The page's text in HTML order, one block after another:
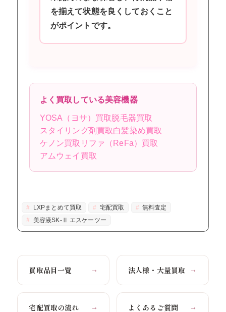
を揃えて状態を良くしておくこと
がポイントです。
よく買取している美容機器
YOSA（ヨサ）買取 脱毛器買取
スタイリング剤買取白髪染め買取
ケノン買取 リファ（ReFa）買取
アムウェイ買取
LXPまとめて買取 宅配買取
無料査定
美容液SK-Ⅱ エスケーツー
買取品目一覧 → 法人様・大量買取 →
宅配買取の流れ → よくあるご質問 →